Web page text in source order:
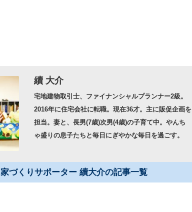
續 大介
宅地建物取引士、ファイナンシャルプランナー2級。
2016年に住宅会社に転職。現在36才。主に販促企画を
担当。妻と、長男(7歳)次男(4歳)の子育て中。やんち
ゃ盛りの息子たちと毎日にぎやかな毎日を過ごす。
家づくりサポーター 續大介の記事一覧